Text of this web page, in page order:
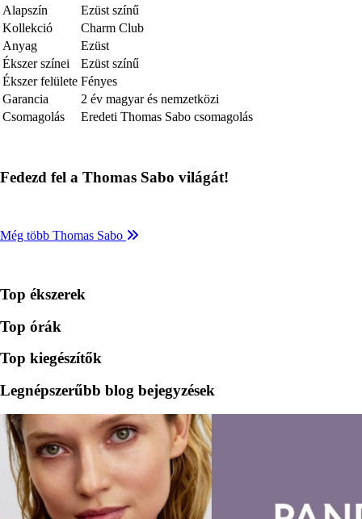
Alapszín
Ezüst színű
Kollekció
Charm Club
Anyag
Ezüst
Ékszer színei
Ezüst színű
Ékszer felülete Fényes
Garancia
2 év magyar és nemzetközi
Csomagolás
Eredeti Thomas Sabo csomagolás
Fedezd fel a Thomas Sabo világát!
Még több Thomas Sabo
Top ékszerek
Top órák
Top kiegészítők
Legnépszerűbb blog bejegyzések